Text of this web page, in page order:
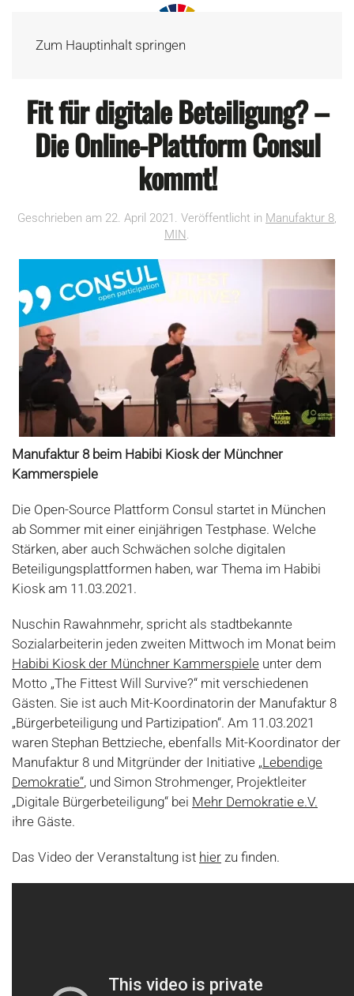
Zum Hauptinhalt springen
Fit für digitale Beteiligung? –
Die Online-Plattform Consul
kommt!
Geschrieben am 22. April 2021 . Veröffentlicht in Manufaktur 8,
MIN.
Manufaktur 8 beim Habibi Kiosk der Münchner
Kammerspiele
Die Open-Source Plattform Consul startet in München
ab Sommer mit einer einjährigen Testphase. Welche
Stärken, aber auch Schwächen solche digitalen
Beteiligungsplattformen haben, war Thema im Habibi
Kiosk am 11.03.2021.
Nuschin Rawahnmehr, spricht als stadtbekannte
Sozialarbeiterin jeden zweiten Mittwoch im Monat beim
Habibi Kiosk der Münchner Kammerspiele unter dem
Motto „The Fittest Will Survive?“ mit verschiedenen
Gästen. Sie ist auch Mit-Koordinatorin der Manufaktur 8
„Bürgerbeteiligung und Partizipation“. Am 11.03.2021
waren Stephan Bettzieche, ebenfalls Mit-Koordinator der
Manufaktur 8 und Mitgründer der Initiative „Lebendige
Demokratie“, und Simon Strohmenger, Projektleiter
„Digitale Bürgerbeteiligung“ bei Mehr Demokratie e.V.
ihre Gäste.
Das Video der Veranstaltung ist hier zu finden.